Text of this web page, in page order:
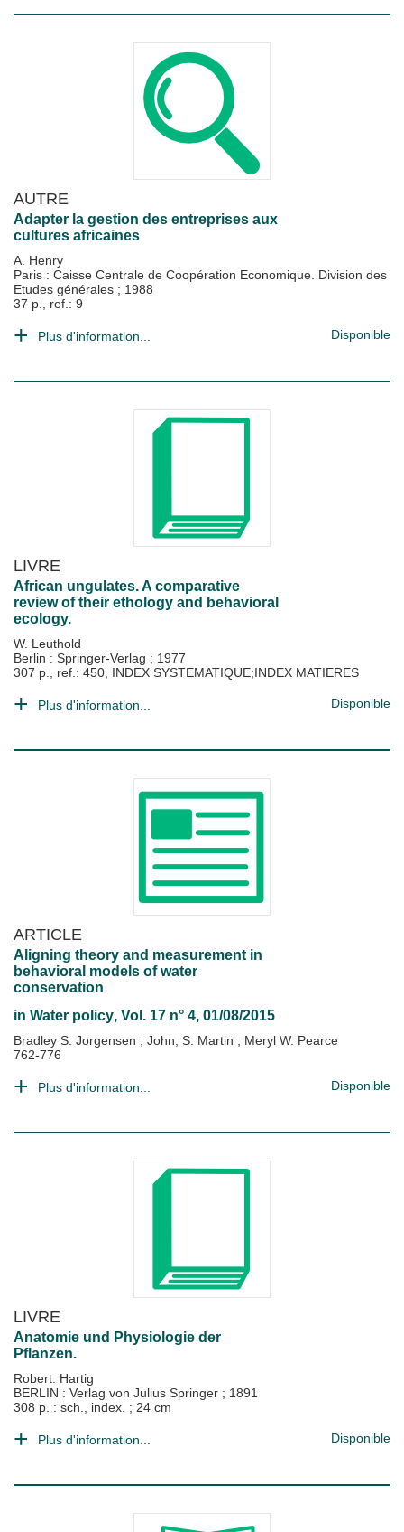
AUTRE
Adapter la gestion des entreprises aux
cultures africaines
A. Henry
Paris : Caisse Centrale de Coopération Economique. Division des
Etudes générales ; 1988
37 p., ref.: 9
Plus d'information... Disponible
LIVRE
African ungulates. A comparative
review of their ethology and behavioral
ecology.
W. Leuthold
Berlin : Springer-Verlag ; 1977
307 p., ref.: 450, INDEX SYSTEMATIQUE;INDEX MATIERES
Plus d'information... Disponible
ARTICLE
Aligning theory and measurement in
behavioral models of water
conservation
in Water policy, Vol. 17 n° 4, 01/08/2015
Bradley S. Jorgensen ; John, S. Martin ; Meryl W. Pearce
762-776
Plus d'information... Disponible
LIVRE
Anatomie und Physiologie der
Pflanzen.
Robert. Hartig
BERLIN : Verlag von Julius Springer ; 1891
308 p. : sch., index. ; 24 cm
Plus d'information... Disponible